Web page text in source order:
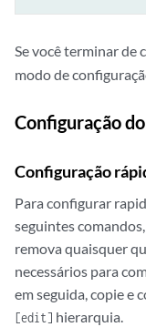
Se você terminar de
modo de
Configuração
Configuração
Para configurar
seguintes
remova quaisquer
necessários para
em seguida, copie e
[edit] hierarquia.